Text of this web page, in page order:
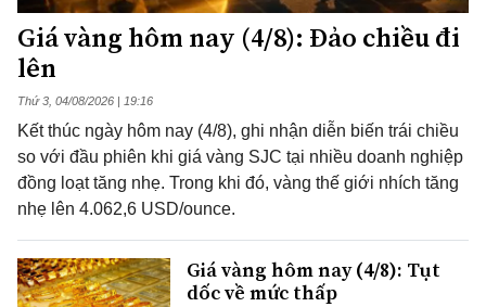
Giá vàng hôm nay (4/8): Đảo chiều đi
lên
Thứ 3, 04/08/2026 | 19:16
Kết thúc ngày hôm nay (4/8), ghi nhận diễn biến trái chiều
so với đầu phiên khi giá vàng SJC tại nhiều doanh nghiệp
đồng loạt tăng nhẹ. Trong khi đó, vàng thế giới nhích tăng
nhẹ lên 4.062,6 USD/ounce.
Giá vàng hôm nay (4/8): Tụt
dốc về mức thấp